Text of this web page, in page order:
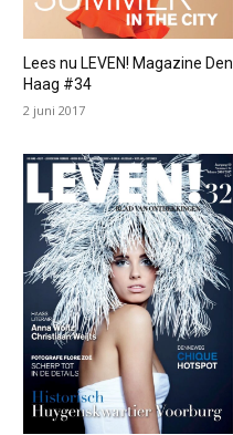
Lees nu LEVEN! Magazine Den
Haag #34
2 juni 2017